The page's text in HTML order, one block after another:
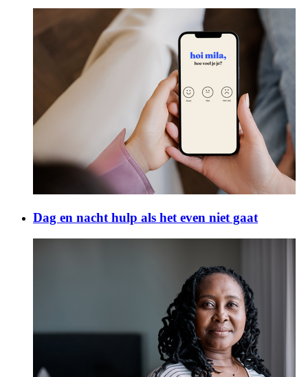
Dag en nacht hulp als het even niet gaat